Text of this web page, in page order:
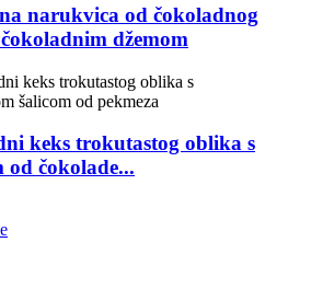
narukvica od čokoladnog
džemom
keks trokutastog oblika s
od čokolade...